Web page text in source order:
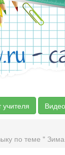
-
по теме "